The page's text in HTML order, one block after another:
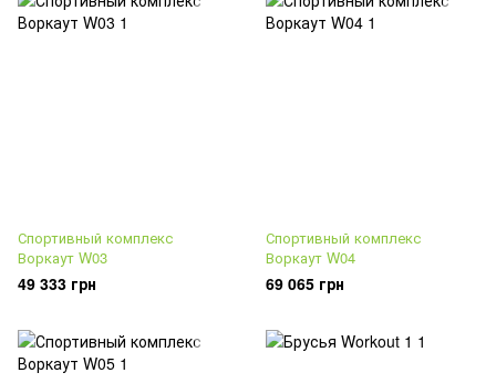
Спортивный комплекс
Воркаут W03
49 333 грн
Спортивный комплекс
Воркаут W04
69 065 грн